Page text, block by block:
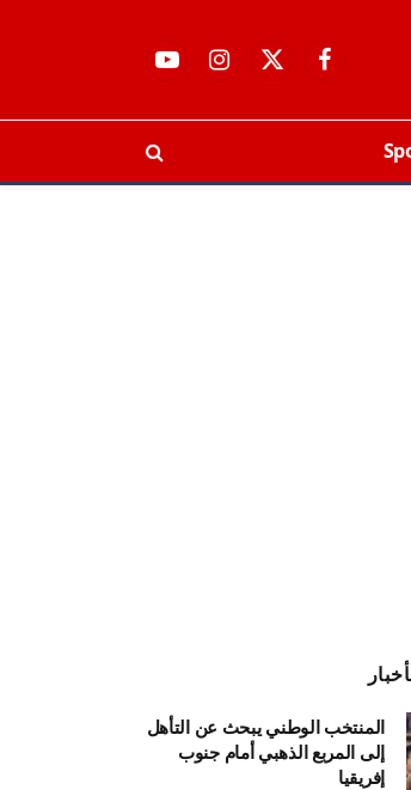
فيسبوكX
الانستغراميوتيوب
المنتخب الوطني يبحث عن التأهل
إلى المربع الذهبي أمام جنوب
إفريقيا